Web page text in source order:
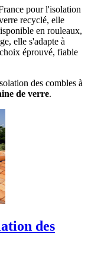
pour l'isolation
recyclé, elle
en rouleaux,
elle s'adapte à
éprouvé, fiable
des combles à
de verre.
des